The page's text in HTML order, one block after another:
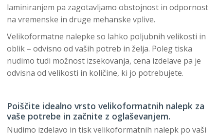
laminiranjem pa zagotavljamo obstojnost in odpornost
na vremenske in druge mehanske vplive.
Velikoformatne nalepke so lahko poljubnih velikosti in
oblik – odvisno od vaših potreb in želja. Poleg tiska
nudimo tudi možnost izsekovanja, cena izdelave pa je
odvisna od velikosti in količine, ki jo potrebujete.
Poiščite idealno vrsto velikoformatnih nalepk za
vaše potrebe in začnite z oglaševanjem.
Nudimo izdelavo in tisk velikoformatnih nalepk po vaši